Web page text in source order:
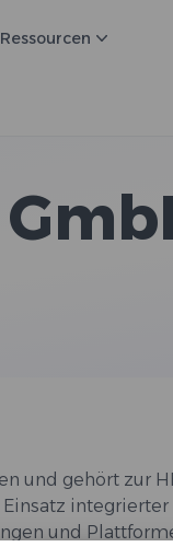
Ressourcen
und gehört zur
und